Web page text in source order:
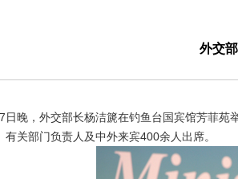
外交
，外交部长杨洁篪在钓鱼台国宾馆芳菲苑
有关部门负责人及中外来宾400余人出席。